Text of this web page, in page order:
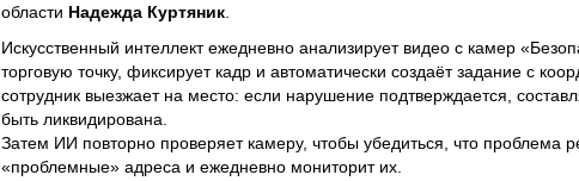
области Надежда Куртяник
Искусственный интеллект ежедневно анализирует видео с камер
торговую точку, фиксирует кадр и автоматически создаёт задание с
сотрудник выезжает на место: если нарушение подтверждается,
быть ликвидирована.
Затем ИИ повторно проверяет камеру, чтобы убедиться, что проблема
«проблемные» адреса и ежедневно мониторит их.